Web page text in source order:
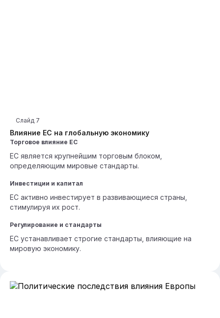
Влияние ЕС на глобальную экономику
Слайд 7
Торговое влияние ЕС
ЕС является крупнейшим торговым блоком,
определяющим мировые стандарты.
Инвестиции и капитал
ЕС активно инвестирует в развивающиеся страны,
стимулируя их рост.
Регулирование и стандарты
ЕС устанавливает строгие стандарты, влияющие на
мировую экономику.